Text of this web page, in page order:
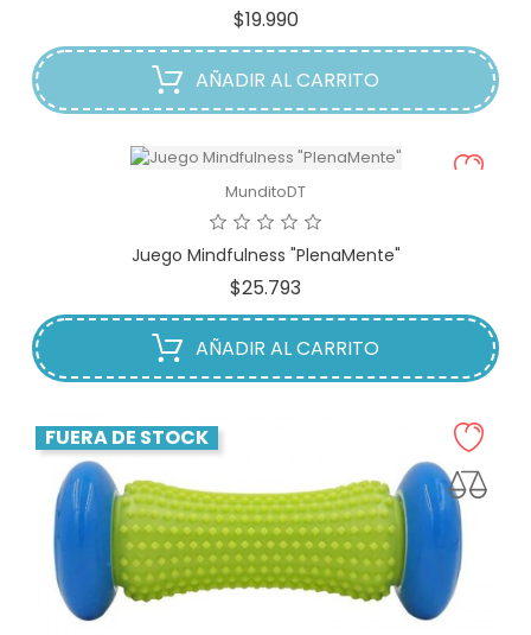
$19.990Precio
AÑADIR AL CARRITO
MunditoDT
Juego Mindfulness "PlenaMente"
$25.793
AÑADIR AL CARRITO
FUERA DE STOCK